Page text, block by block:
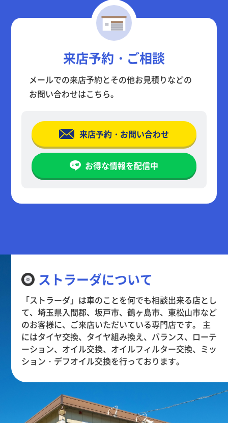
来店予約・ご相談
メールでの来店予約とその他お見積りなどの
お問い合わせはこちら。
来店予約・お問い合わせ
お得な情報を配信中
ストラーダについて
「ストラーダ」は車のことを何でも相談出来る店とし
て、埼玉県入間郡、坂戸市、鶴ヶ島市、東松山市など
のお客様に、ご来店いただいている専門店です。 主
にはタイヤ交換、タイヤ組み換え、バランス、ローテ
ーション、オイル交換、オイルフィルター交換、ミッ
ション・デフオイル交換を行っております。